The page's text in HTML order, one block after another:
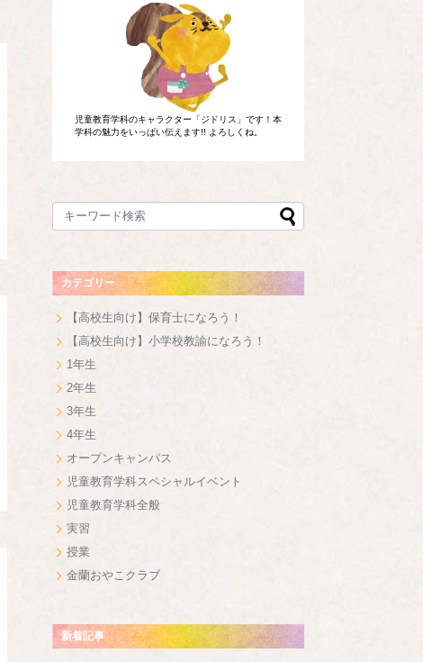
児童教育学科のキャラクター「ジドリス」です！本
学科の魅力をいっぱい伝えます!! よろしくね。
カテゴリー
【高校生向け】保育士になろう！
【高校生向け】小学校教諭になろう！
1年生
2年生
3年生
4年生
オープンキャンパス
児童教育学科スペシャルイベント
児童教育学科全般
実習
授業
金蘭おやこクラブ
新着記事